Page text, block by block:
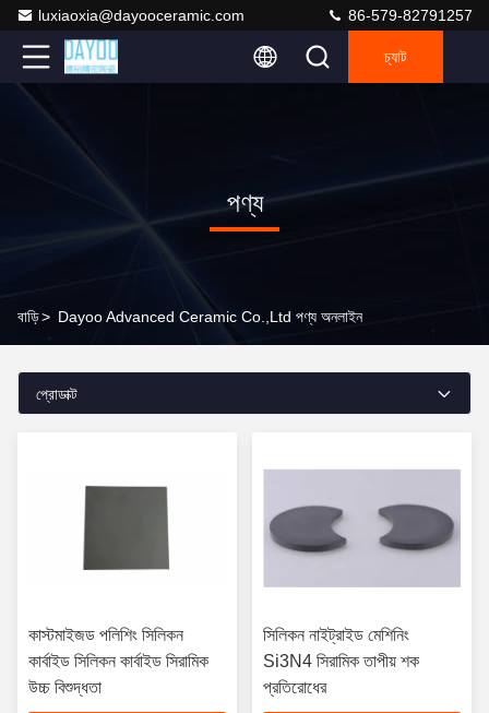
luxiaoxia@dayooceramic.com 86-579-82791257
চ্যাট
পণ্য
বাড়ি> Dayoo Advanced Ceramic Co.,Ltd পণ্য অনলাইন
প্রোডাক্ট
কাস্টমাইজড পলিশিং সিলিকন
কার্বাইড সিলিকন কার্বাইড সিরামিক
উচ্চ বিশুদ্ধতা
সিলিকন নাইট্রাইড মেশিনিং
Si3N4 সিরামিক তাপীয় শক
প্রতিরোধের